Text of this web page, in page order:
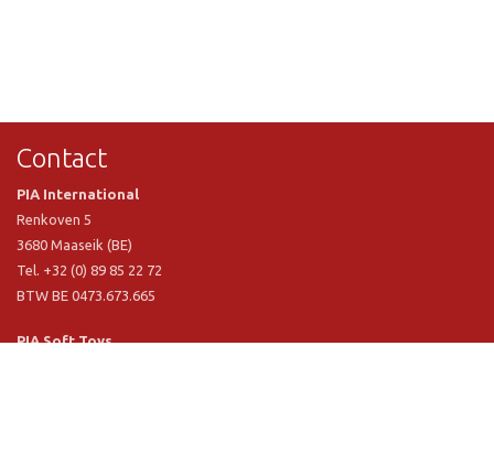
Contact
PIA International
Renkoven 5
3680 Maaseik (BE)
Tel. +32 (0) 89 85 22 72
BTW BE 0473.673.665
PIA Soft Toys